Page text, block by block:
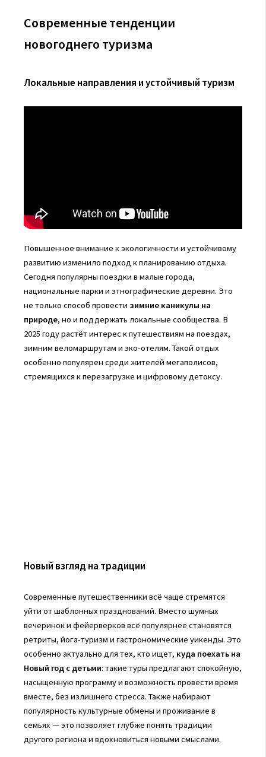
Современные тенденции
новогоднего туризма
Локальные направления и устойчивый туризм
Повышенное внимание к экологичности и устойчивому
развитию изменило подход к планированию отдыха.
Сегодня популярны поездки в малые города,
национальные парки и этнографические деревни. Это
не только способ провести зимние каникулы на
природе, но и поддержать локальные сообщества. В
2025 году растёт интерес к путешествиям на поездах,
зимним веломаршрутам и эко-отелям. Такой отдых
особенно популярен среди жителей мегаполисов,
стремящихся к перезагрузке и цифровому детоксу.
Новый взгляд на традиции
Современные путешественники всё чаще стремятся
уйти от шаблонных празднований. Вместо шумных
вечеринок и фейерверков всё популярнее становятся
ретриты, йога-туризм и гастрономические уикенды. Это
особенно актуально для тех, кто ищет, куда поехать на
Новый год с детьми: такие туры предлагают спокойную,
насыщенную программу и возможность провести время
вместе, без излишнего стресса. Также набирают
популярность культурные обмены и проживание в
семьях — это позволяет глубже понять традиции
другого региона и вдохновиться новыми смыслами.